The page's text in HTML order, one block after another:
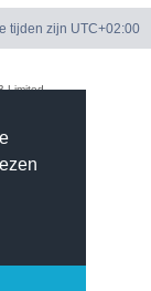
tijden zijn UTC+02:00
Limited
On |Queries: 37